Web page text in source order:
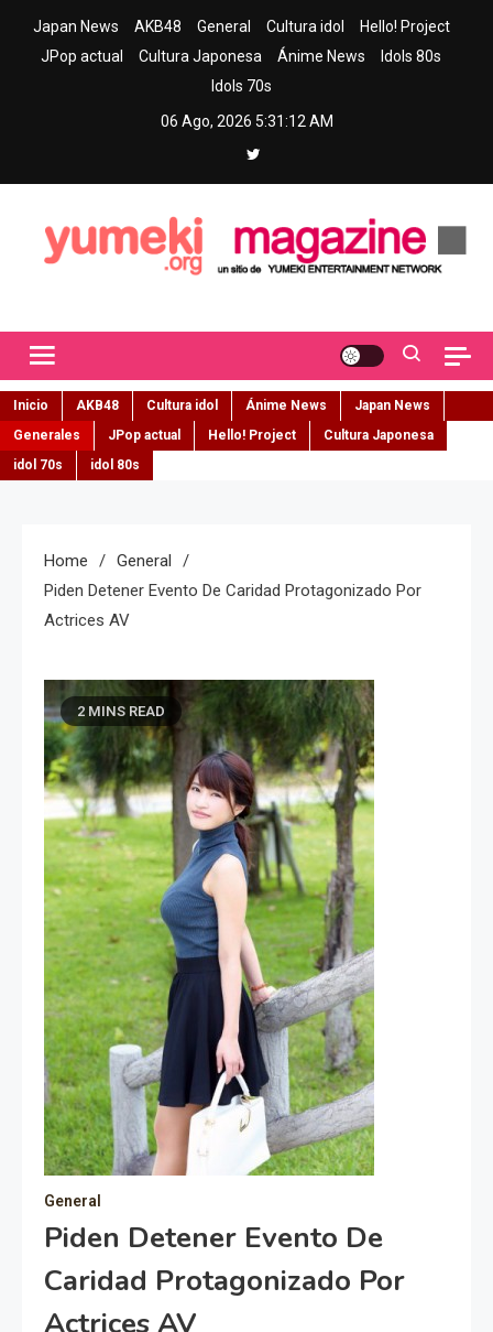
Japan News AKB48 General Cultura idol
Hello! Project
JPop actual
Cultura Japonesa Ánime News
Idols 80s
Idols 70s
06 Ago, 2026 5:31:14 AM
Inicio AKB48 Cultura idol Ánime News
Japan News
Generales
JPop actual Hello! Project
Cultura Japonesa
idol 70s
idol 80s
Home
General
Piden Detener Evento De Caridad Protagonizado Por
Actrices AV
2 MINS READ
General
Piden Detener Evento De
Caridad Protagonizado Por
Actrices AV